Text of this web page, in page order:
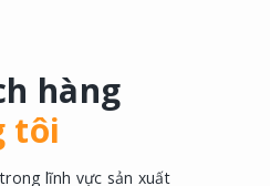
lĩnh vực sản xuất
hàng
tôi